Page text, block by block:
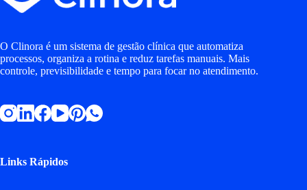
O Clinora é um sistema de gestão clínica que automatiza
processos, organiza a rotina e reduz tarefas manuais. Mais
controle, previsibilidade e tempo para focar no atendimento.
Links Rápidos